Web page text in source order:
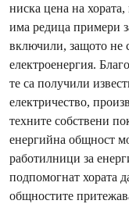
ниска цена на
има редица примери
включили, защото не
електроенергия.
те са получили
електричество,
техните собствени
енергийна общност
работилници за
подпомогнат хората
общностите